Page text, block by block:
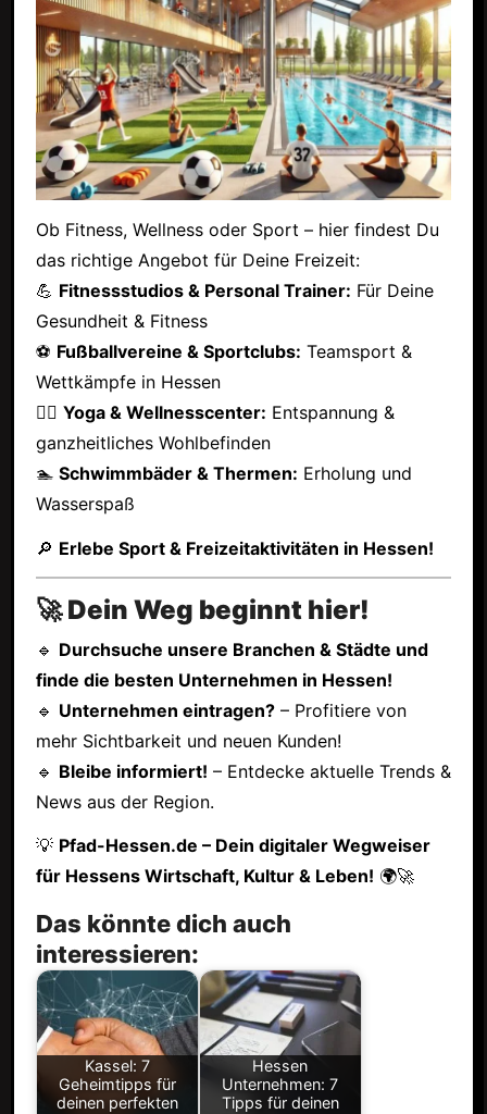
Ob Fitness, Wellness oder Sport – hier findest Du
das richtige Angebot für Deine Freizeit:
💪 Fitnessstudios & Personal Trainer: Für Deine
Gesundheit & Fitness
⚽ Fußballvereine & Sportclubs: Teamsport &
Wettkämpfe in Hessen
🧘‍♂️ Yoga & Wellnesscenter: Entspannung &
ganzheitliches Wohlbefinden
🏊 Schwimmbäder & Thermen: Erholung und
Wasserspaß
🔎 Erlebe Sport & Freizeitaktivitäten in Hessen!
🚀 Dein Weg beginnt hier!
🔹 Durchsuche unsere Branchen & Städte und
finde die besten Unternehmen in Hessen!
🔹 Unternehmen eintragen?– Profitiere von
mehr Sichtbarkeit und neuen Kunden!
🔹 Bleibe informiert! – Entdecke aktuelle Trends &
News aus der Region.
💡 Pfad-Hessen.de – Dein digitaler Wegweiser
für Hessens Wirtschaft, Kultur & Leben! 🌍🚀
Das könnte dich auch
interessieren:
Kassel: 7
Geheimtipps für
deinen perfekten
Hessen
Unternehmen: 7
Tipps für deinen